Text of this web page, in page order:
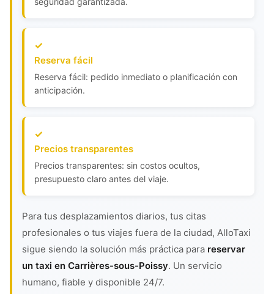
Reserva fácil
Reserva fácil: pedido inmediato o planificación con
anticipación.
Precios transparentes
Precios transparentes: sin costos ocultos,
presupuesto claro antes del viaje.
Para tus desplazamientos diarios, tus citas
profesionales o tus viajes fuera de la ciudad, AlloTaxi
sigue siendo la solución más práctica para reservar
un taxi en Carrières-sous-Poissy. Un servicio
humano, fiable y disponible 24/7.